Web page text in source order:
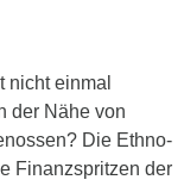
nicht einmal
der Nähe von
Die Ethno-
Finanzspritzen der